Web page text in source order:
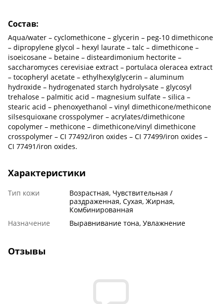
Состав:
Aqua/water – cyclomethicone – glycerin – peg-10 dimethicone
– dipropylene glycol – hexyl laurate – talc – dimethicone –
isoeicosane – betaine – disteardimonium hectorite –
saccharomyces cerevisiae extract – portulaca oleracea extract
– tocopheryl acetate – ethylhexylglycerin – aluminum
hydroxide – hydrogenated starch hydrolysate – glycosyl
trehalose – palmitic acid – magnesium sulfate – silica –
stearic acid – phenoxyethanol – vinyl dimethicone/methicone
silsesquioxane crosspolymer – acrylates/dimethicone
copolymer – methicone – dimethicone/vinyl dimethicone
crosspolymer – CI 77492/iron oxides – CI 77499/iron oxides –
CI 77491/iron oxides.
Характеристики
Тип кожи
Возрастная, Чувствительная /
раздраженная, Сухая, Жирная,
Комбинированная
Назначение
Выравнивание тона, Увлажнение
Отзывы